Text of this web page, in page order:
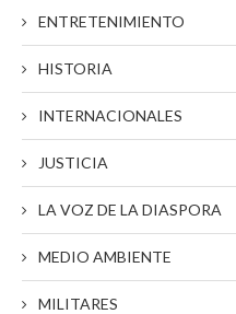
ENTRETENIMIENTO
HISTORIA
INTERNACIONALES
JUSTICIA
LA VOZ DE LA DIASPORA
MEDIO AMBIENTE
MILITARES